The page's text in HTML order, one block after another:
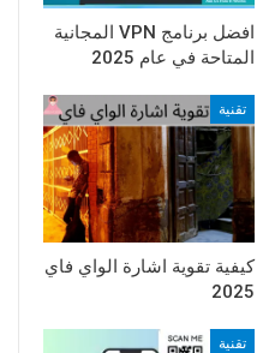
افضل برنامج VPN المجانية
المتاحة في عام 2025
تقنية
كيفية تقوية اشارة الواي فاي
2025
تقنية